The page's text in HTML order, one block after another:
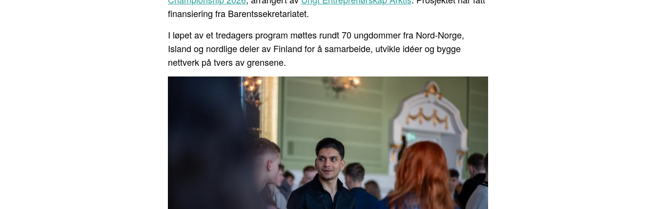
finansiering fra Barentssekretariatet.
I løpet av et tredagers program møttes rundt 70 ungdommer fra Nord-Norge,
Island og nordlige deler av Finland for å samarbeide, utvikle idéer og bygge
nettverk på tvers av grensene.